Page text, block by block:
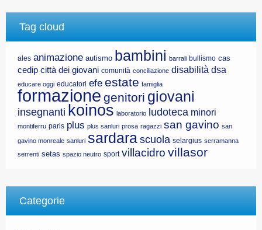
Tag cloud
ales animazione autismo bambini barrali bullismo cas
cedip città dei giovani comunità conciliazione disabilità dsa
educare oggi educatori efe estate famiglia
formazione genitori giovani
insegnanti koinos laboratorio ludoteca minori
montiferru paris plus plus sanluri prosa ragazzi san gavino san
gavino monreale sanluri sardara scuola selargius serramanna
serrenti setas spazio neutro sport villacidro villasor
Categorie